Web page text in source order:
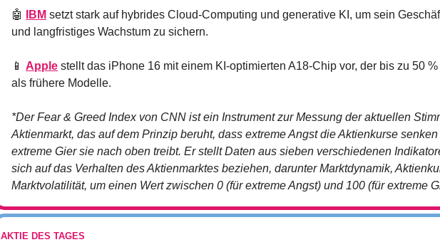
🤖 IBM setzt stark auf hybrides Cloud-Computing und generative KI, um sein
und langfristiges Wachstum zu sichern.
📱 Apple stellt das iPhone 16 mit einem KI-optimierten A18-Chip vor, der bis zu 50 %
als frühere Modelle.
*Der Fear & Greed Index von CNN ist ein Instrument zur Messung der aktuellen
Aktienmarkt, das auf dem Prinzip beruht, dass extreme Angst die Aktienkurse
extreme Gier sie nach oben treibt. Er stellt Daten aus sieben verschiedenen
sich auf das Verhalten des Aktienmarktes beziehen, darunter Marktdynamik,
Marktvolatilität, um einen Wert zwischen 0 (für extreme Angst) und 100 (für extreme
AKTIE DES TAGES